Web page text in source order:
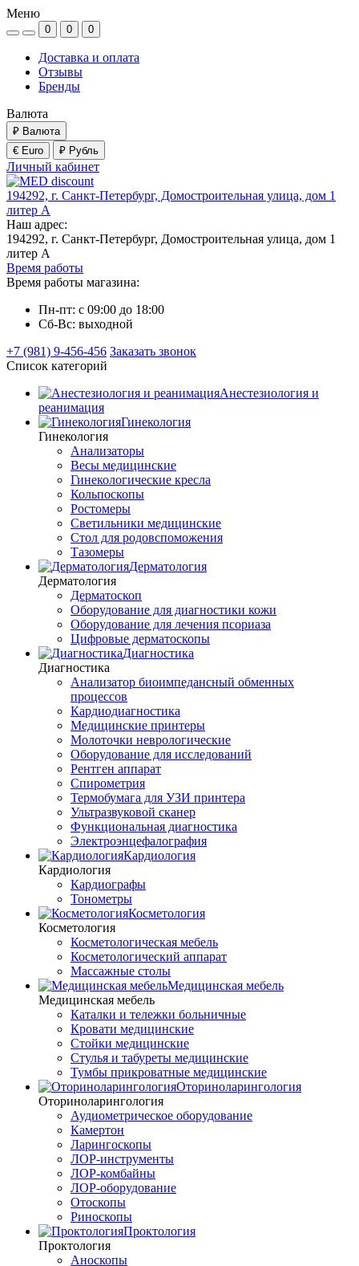
Меню
0 0 0
Доставка и оплата
Отзывы
Бренды
Валюта
₽ Валюта
€ Euro
₽ Рубль
Личный кабинет
194292, г. Санкт-Петербург, Домостроительная улица, дом 1
литер А
Наш адрес:
194292, г. Санкт-Петербург, Домостроительная улица, дом 1
литер А
Время работы
Время работы магазина:
Пн-пт: с 09:00 до 18:00
Сб-Вс: выходной
+7 (981) 9-456-456 Заказать звонок
Список категорий
Анестезиология и
реанимация
Гинекология
Гинекология
Анализаторы
Весы медицинские
Гинекологические кресла
Кольпоскопы
Ростомеры
Светильники медицинские
Стол для родовспоможения
Тазомеры
Дерматология
Дерматология
Дерматоскоп
Оборудование для диагностики кожи
Оборудование для лечения псориаза
Цифровые дерматоскопы
Диагностика
Диагностика
Анализатор биоимпедансный обменных
процессов
Кардиодиагностика
Медицинские принтеры
Молоточки неврологические
Оборудование для исследований
Рентген аппарат
Спирометрия
Термобумага для УЗИ принтера
Ультразвуковой сканер
Функциональная диагностика
Электроэнцефалография
Кардиология
Кардиология
Кардиографы
Тонометры
Косметология
Косметология
Косметологическая мебель
Косметологический аппарат
Массажные столы
Медицинская мебель
Медицинская мебель
Каталки и тележки больничные
Кровати медицинские
Стойки медицинские
Стулья и табуреты медицинские
Тумбы прикроватные медицинские
Оториноларингология
Оториноларингология
Аудиометрическое оборудование
Камертон
Ларингоскопы
ЛОР-инструменты
ЛОР-комбайны
ЛОР-оборудование
Отоскопы
Риноскопы
Проктология
Проктология
Аноскопы